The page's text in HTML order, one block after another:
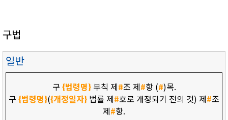
구법
일반
구 {법령명}부칙 제#조 제#항 (#)목.
구 {법령명}({개정일자} 법률 제#호로 개정되기 전의 것) 제#조
제#항.